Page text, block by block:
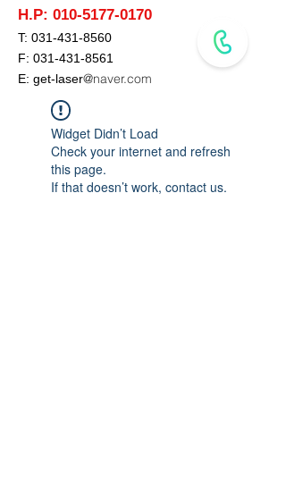
H.P: 010-5177-0170
T: 031-431-8560
F: 031-431-8561
E: get-laser@naver.com
Widget Didn’t Load
Check your internet and refresh
this page.
If that doesn’t work, contact us.